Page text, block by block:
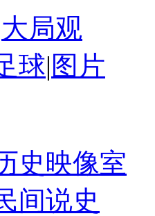
大局观
球|图片
史映像室
间说史